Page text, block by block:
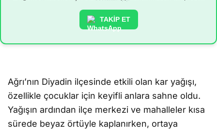
TAKİP ET
Ağrı’nın Diyadin ilçesinde etkili olan kar yağışı,
özellikle çocuklar için keyifli anlara sahne oldu.
Yağışın ardından ilçe merkezi ve mahalleler kısa
sürede beyaz örtüyle kaplanırken, ortaya